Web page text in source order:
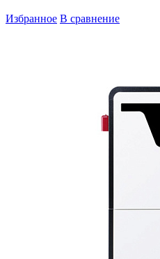
Избранное В сравнение